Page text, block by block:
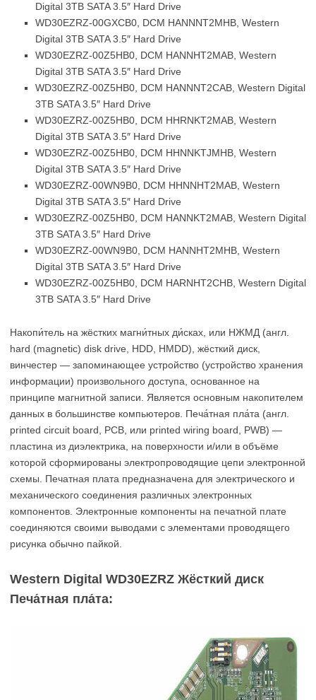
Digital 3TB SATA 3.5″ Hard Drive
WD30EZRZ-00GXCB0, DCM HANNNT2MHB, Western
Digital 3TB SATA 3.5″ Hard Drive
WD30EZRZ-00Z5HB0, DCM HANNHT2MAB, Western
Digital 3TB SATA 3.5″ Hard Drive
WD30EZRZ-00Z5HB0, DCM HANNNT2CAB, Western Digital
3TB SATA 3.5″ Hard Drive
WD30EZRZ-00Z5HB0, DCM HHRNKT2MAB, Western
Digital 3TB SATA 3.5″ Hard Drive
WD30EZRZ-00Z5HB0, DCM HHNNKTJMHB, Western
Digital 3TB SATA 3.5″ Hard Drive
WD30EZRZ-00WN9B0, DCM HHNNHT2MAB, Western
Digital 3TB SATA 3.5″ Hard Drive
WD30EZRZ-00Z5HB0, DCM HANNKT2MAB, Western Digital
3TB SATA 3.5″ Hard Drive
WD30EZRZ-00WN9B0, DCM HANNHT2MHB, Western
Digital 3TB SATA 3.5″ Hard Drive
WD30EZRZ-00Z5HB0, DCM HARNHT2CHB, Western Digital
3TB SATA 3.5″ Hard Drive
Накопи́тель на жёстких магни́тных ди́сках, или НЖМД (англ.
hard (magnetic) disk drive, HDD, HMDD), жёсткий диск,
винчестер — запоминающее устройство (устройство хранения
информации) произвольного доступа, основанное на
принципе магнитной записи. Является основным накопителем
данных в большинстве компьютеров. Печа́тная пла́та (англ.
printed circuit board, PCB, или printed wiring board, PWB) —
пластина из диэлектрика, на поверхности и/или в объёме
которой сформированы электропроводящие цепи электронной
схемы. Печатная плата предназначена для электрического и
механического соединения различных электронных
компонентов. Электронные компоненты на печатной плате
соединяются своими выводами с элементами проводящего
рисунка обычно пайкой.
Western Digital WD30EZRZ Жёсткий диск
Печа́тная пла́та: